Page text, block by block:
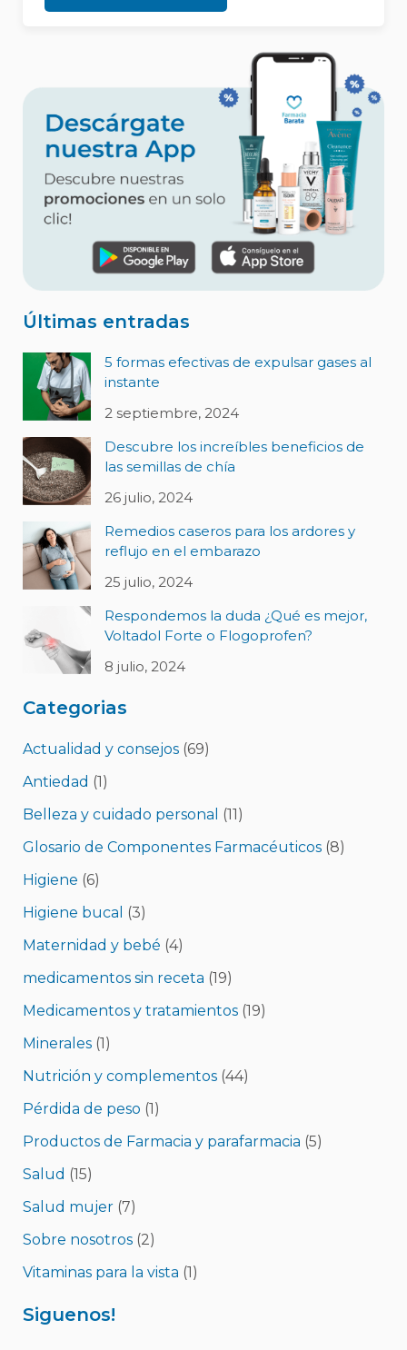
Últimas entradas
5 formas efectivas de expulsar gases al
instante
2 septiembre, 2024
Descubre los increíbles beneficios de
las semillas de chía
26 julio, 2024
Remedios caseros para los ardores y
reflujo en el embarazo
25 julio, 2024
Respondemos la duda ¿Qué es mejor,
Voltadol Forte o Flogoprofen?
8 julio, 2024
Categorias
Actualidad y consejos(69)
Antiedad (1)
Belleza y cuidado personal (11)
Glosario de Componentes Farmacéuticos(8)
Higiene (6)
Higiene bucal (3)
Maternidad y bebé (4)
medicamentos sin receta (19)
Medicamentos y tratamientos(19)
Minerales(1)
Nutrición y complementos(44)
Pérdida de peso (1)
Productos de Farmacia y parafarmacia (5)
Salud (15)
Salud mujer(7)
Sobre nosotros(2)
Vitaminas para la vista (1)
Siguenos!